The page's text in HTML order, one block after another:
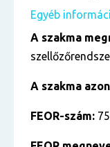
Egyéb
A szakma
A szakma
FEOR-szám: